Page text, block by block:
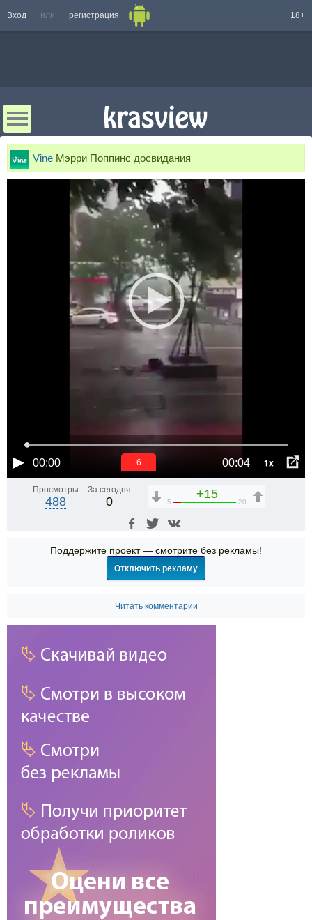
Вход или регистрация 18+
Vine Мэрри Поппинс досвидания
00:00 00:04 1x
6
Просмотры
488
За сегодня
0
+15
5 20
Поддержите проект — смотрите без рекламы!
Отключить рекламу
Читать комментарии